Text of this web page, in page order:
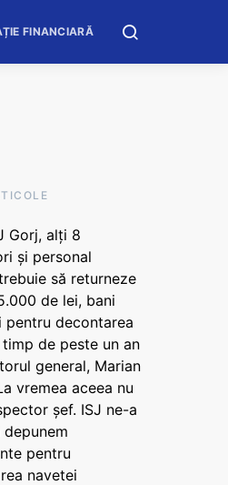
FINANCIARĂ
Gorj, alți 8
și personal
să returneze
de lei, bani
pentru decontarea
de peste un an
general, Marian
vremea aceea nu
șef. ISJ ne-a
pentru
navetei